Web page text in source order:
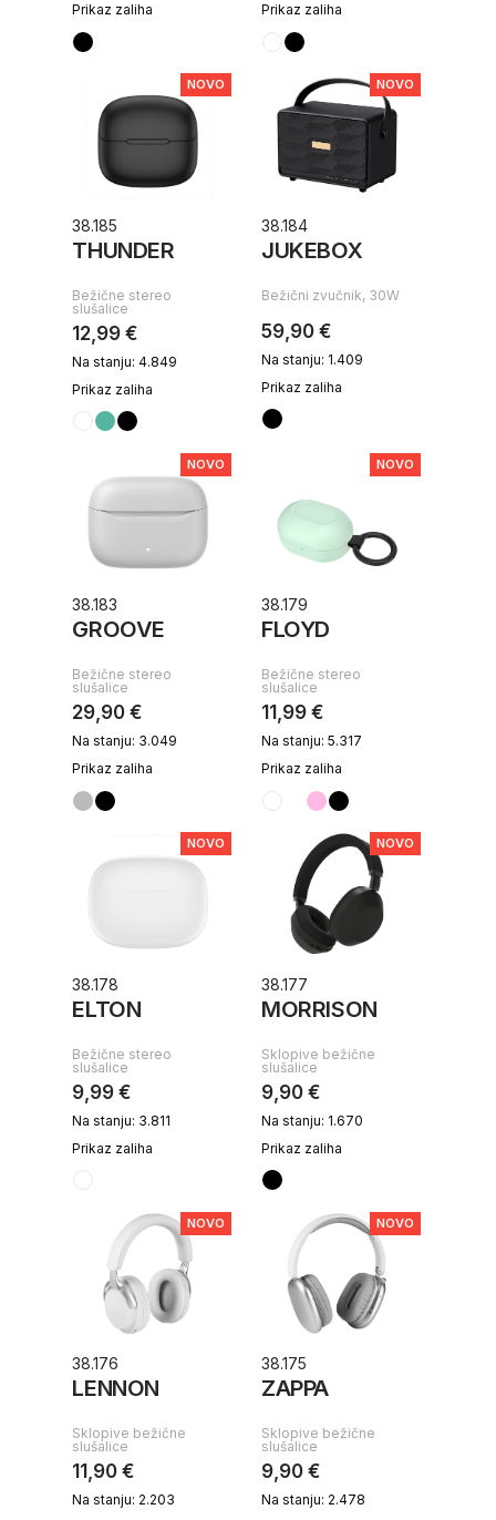
Prikaz zaliha
Prikaz zaliha
NOVO
38.185
THUNDER
Bežične stereo
slušalice
12,99 €
Na stanju: 4.849
Prikaz zaliha
NOVO
38.184
JUKEBOX
Bežični zvučnik, 30W
59,90 €
Na stanju: 1.409
Prikaz zaliha
NOVO
38.183
GROOVE
Bežične stereo
slušalice
29,90 €
Na stanju: 3.049
Prikaz zaliha
NOVO
38.179
FLOYD
Bežične stereo
slušalice
11,99 €
Na stanju: 5.317
Prikaz zaliha
NOVO
38.178
ELTON
Bežične stereo
slušalice
9,99 €
Na stanju: 3.811
Prikaz zaliha
NOVO
38.177
MORRISON
Sklopive bežične
slušalice
9,90 €
Na stanju: 1.670
Prikaz zaliha
NOVO
38.176
LENNON
Sklopive bežične
slušalice
11,90 €
Na stanju: 2.203
NOVO
38.175
ZAPPA
Sklopive bežične
slušalice
9,90 €
Na stanju: 2.478